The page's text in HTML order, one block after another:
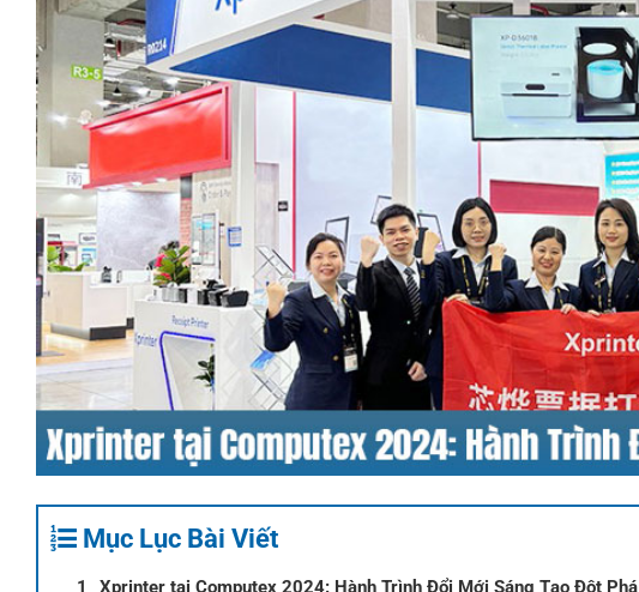
Mục Lục Bài Viết
Xprinter tại Computex 2024: Hành Trình Đổi Mới Sáng Tạo Đột Phá